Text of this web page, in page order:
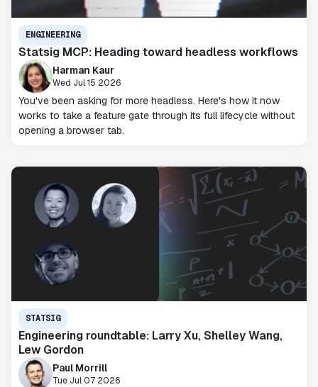
ENGINEERING
Statsig MCP: Heading toward headless workflows
Harman Kaur
Wed Jul 15 2026
You've been asking for more headless. Here's how it now
works to take a feature gate through its full lifecycle without
opening a browser tab.
STATSIG
Engineering roundtable: Larry Xu, Shelley Wang,
Lew Gordon
Paul Morrill
Tue Jul 07 2026